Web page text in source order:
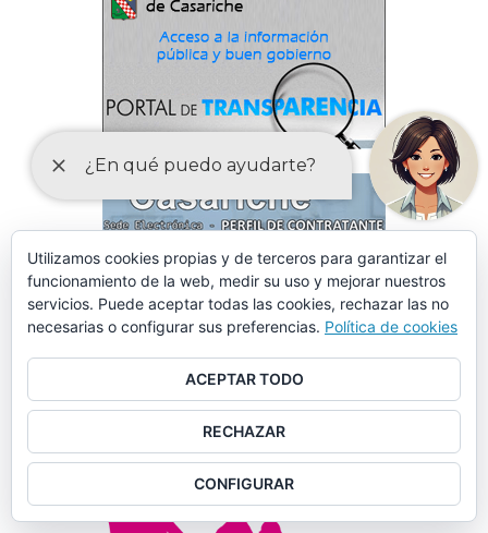
Utilizamos cookies propias y de terceros para garantizar el
funcionamiento de la web, medir su uso y mejorar nuestros
servicios. Puede aceptar todas las cookies, rechazar las no
necesarias o configurar sus preferencias. Política de cookies
ACEPTAR TODO
RECHAZAR
CONFIGURAR